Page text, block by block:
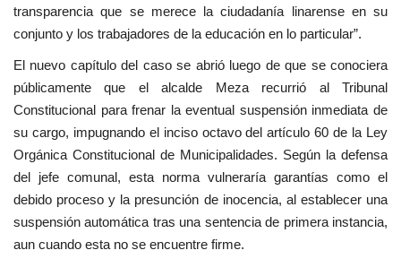
transparencia que se merece la ciudadanía linarense en su
conjunto y los trabajadores de la educación en lo particular”.
El nuevo capítulo del caso se abrió luego de que se conociera
públicamente que el alcalde Meza recurrió al Tribunal
Constitucional para frenar la eventual suspensión inmediata de
su cargo, impugnando el inciso octavo del artículo 60 de la Ley
Orgánica Constitucional de Municipalidades. Según la defensa
del jefe comunal, esta norma vulneraría garantías como el
debido proceso y la presunción de inocencia, al establecer una
suspensión automática tras una sentencia de primera instancia,
aun cuando esta no se encuentre firme.